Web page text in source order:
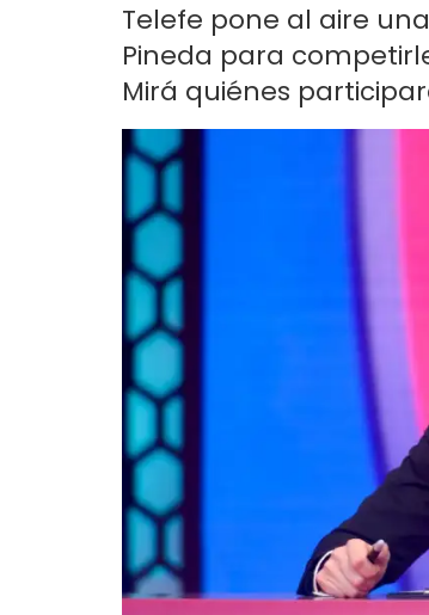
Telefe pone al aire
Pineda para
Mirá quiénes